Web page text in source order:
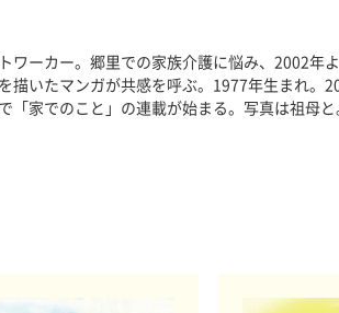
ワーカー。郷里での家族介護に悩み、2002年
描いたマンガが共感を呼ぶ。1977年生まれ。
で「家でのこと」の連載が始まる。写真は祖母と